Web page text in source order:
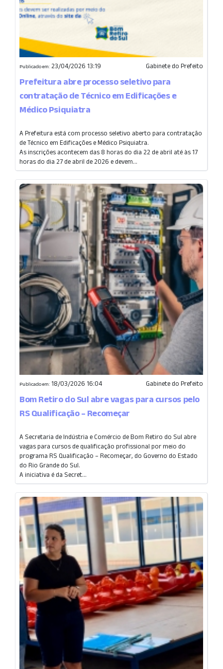
Publicado em: 23/04/2026 13:19 Gabinete do Prefeito
Prefeitura abre processo seletivo para
contratação de Técnico em Edificações e
Médico Psiquiatra
A Prefeitura está com processo seletivo aberto para contratação
de Técnico em Edificações e Médico Psiquiatra.
As inscrições acontecem das 8 horas do dia 22 de abril até às 17
horas do dia 27 de abril de 2026 e devem...
Publicado em: 18/03/2026 16:04 Gabinete do Prefeito
Bom Retiro do Sul abre vagas para cursos pelo
RS Qualificação – Recomeçar
A Secretaria de Indústria e Comércio de Bom Retiro do Sul abre
vagas para cursos de qualificação profissional por meio do
programa RS Qualificação – Recomeçar, do Governo do Estado
do Rio Grande do Sul.
A iniciativa é da Secret...